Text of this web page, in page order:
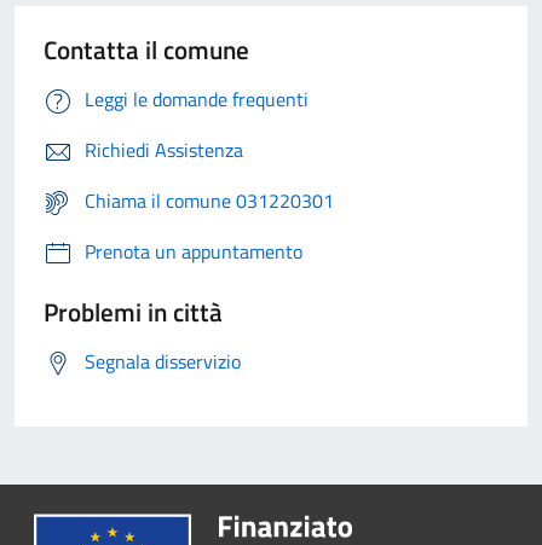
Contatta il comune
Leggi le domande frequenti
Richiedi Assistenza
Chiama il comune 031220301
Prenota un appuntamento
Problemi in città
Segnala disservizio